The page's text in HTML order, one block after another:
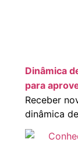
Dinâmica
para
Receber
dinâmica